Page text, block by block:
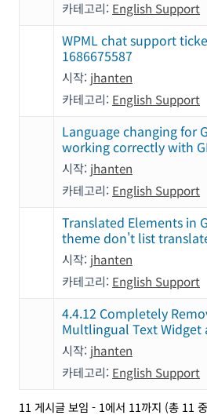
카테고리: English Support
WPML chat support
1686675587
시작: jhanten
카테고리: English Support
Language changing for
working correctly with
시작: jhanten
카테고리: English Support
Translated Elements in
theme don't list
시작: jhanten
카테고리: English Support
4.4.12 Completely
Multlingual Text
시작: jhanten
카테고리: English Support
11 게시글 보임 - 1에서 11까지 (총 11